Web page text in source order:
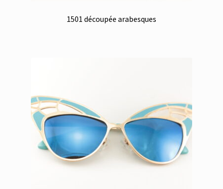
1501 découpée arabesques